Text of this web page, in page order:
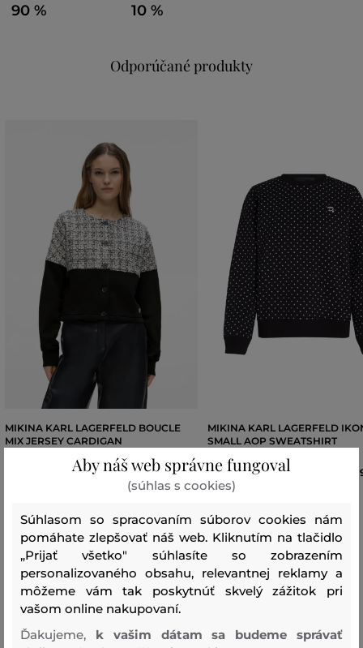
90 % 10 %
Odporúčané produkty
MIKINA KARL LAGERFELD BOUCLE
MIX JERSEY CARDIGAN
259,90 €
MIKINA KARL LAGERFELD
SMALL AOP SWEATSHIRT
Tabuľka veľkostí Karl Lagerfeld
Aby náš web správne fungoval
(súhlas s cookies)
Súhlasom so spracovaním súborov cookies nám
pomáhate zlepšovať náš web. Kliknutím na tlačidlo
„Prijať všetko" súhlasíte so zobrazením
personalizovaného obsahu, relevantnej reklamy a
môžeme vám tak poskytnúť skvelý zážitok pri
vašom online nakupovaní.
Ďakujeme, k vašim dátam sa budeme správať